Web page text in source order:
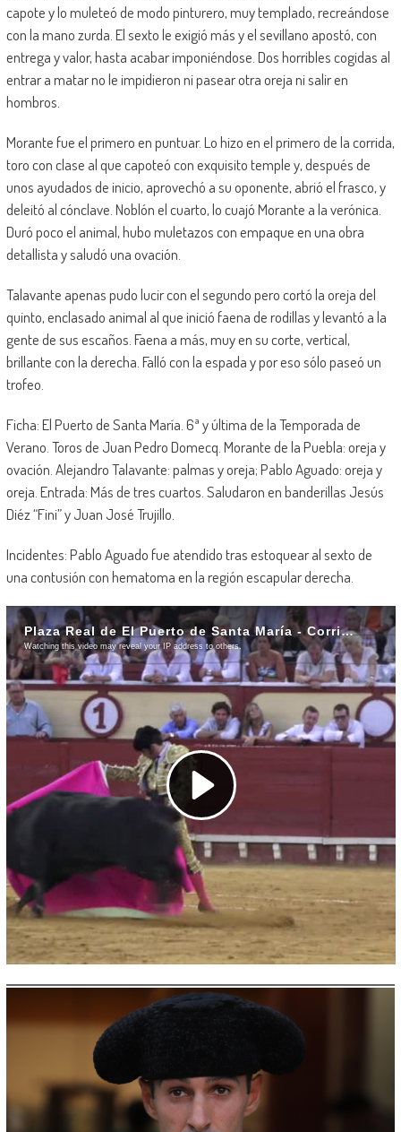
capote y lo muleteó de modo pinturero, muy templado, recreándose
con la mano zurda. El sexto le exigió más y el sevillano apostó, con
entrega y valor, hasta acabar imponiéndose. Dos horribles cogidas al
entrar a matar no le impidieron ni pasear otra oreja ni salir en
hombros.
Morante fue el primero en puntuar. Lo hizo en el primero de la corrida,
toro con clase al que capoteó con exquisito temple y, después de
unos ayudados de inicio, aprovechó a su oponente, abrió el frasco, y
deleitó al cónclave. Noblón el cuarto, lo cuajó Morante a la verónica.
Duró poco el animal, hubo muletazos con empaque en una obra
detallista y saludó una ovación.
Talavante apenas pudo lucir con el segundo pero cortó la oreja del
quinto, enclasado animal al que inició faena de rodillas y levantó a la
gente de sus escaños. Faena a más, muy en su corte, vertical,
brillante con la derecha. Falló con la espada y por eso sólo paseó un
trofeo.
Ficha: El Puerto de Santa María. 6ª y última de la Temporada de
Verano. Toros de Juan Pedro Domecq. Morante de la Puebla: oreja y
ovación. Alejandro Talavante: palmas y oreja; Pablo Aguado: oreja y
oreja. Entrada: Más de tres cuartos. Saludaron en banderillas Jesús
Diéz “Fini” y Juan José Trujillo.
Incidentes: Pablo Aguado fue atendido tras estoquear al sexto de
una contusión con hematoma en la región escapular derecha.